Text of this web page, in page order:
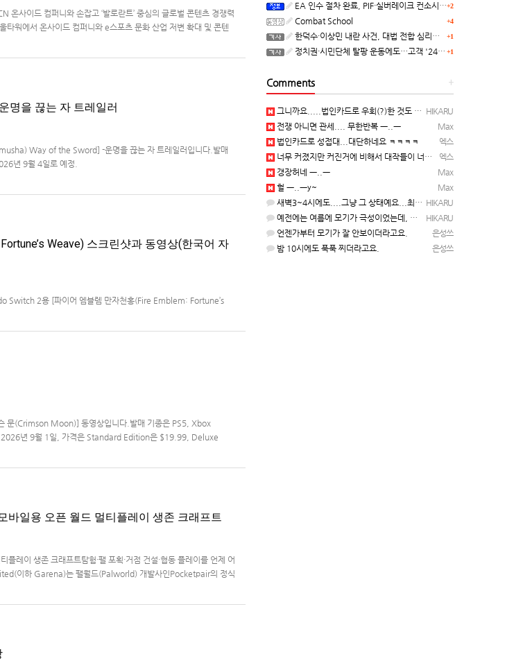
온사이드 컴퍼니와 손잡고 ‘발로란트’ 중심의 글로벌 콘텐츠 경쟁력
워에서 온사이드 컴퍼니와 e스포츠 문화 산업 저변 확대 및 콘텐
명을 끊는 자 트레일러
Way of the Sword] -운명을 끊는 자 트레일러입니다.발매
년 9월 4일로 예정.
Weave) 스크린샷과 동영상(한국어 자
2용 [파이어 엠블렘 만자천홍(Fire Emblem: Fortune’s
문(Crimson Moon)] 동영상입니다.발매 기종은 PS5, Xbox
년 9월 1일, 가격은 Standard Edition은 $19.99, Deluxe
바일용 오픈 월드 멀티플레이 생존 크래프트
레이 생존 크래프트탐험·팰 포획·거점 건설·협동 플레이를 언제 어
이하 Garena)는 팰월드(Palworld) 개발사인Pocketpair의 정식
+2
EA 인수 절차 완료, PIF·실버레이크 컨소시엄 산하 편입
+4
Combat School
+1
한덕수·이상민 내란 사건, 대법 전합 심리…"역사적 사법평가"(종합)
+1
정치권·시민단체 탈팡 운동에도…고객 '2470만명' 원상 회복, "고물가에 돌팡"
+
Comments
HIKARU
그니까요.....법인카드로 우회(?)한 것도 아니고, 대놓고...ㅋ ㅋ)
Max
전쟁 아니면 관세.... 무한반복 ㅡ..ㅡ
엑스
법인카드로 성접대...대단하네요 ㅋㅋㅋㅋ
엑스
너무 커졌지만 커진거에 비해서 대작들이 너무 줄었죠.........
Max
갱장허네 ㅡ..ㅡ
Max
헐 ㅡ..ㅡy~
HIKARU
새벽3~4시에도....그냥 그 상태예요...최근 1주일은....
HIKARU
예전에는 여름에 모기가 극성이었는데, 여름에는 안나오는 것 같은.....ㅎ ㅎ)
은성쓰
언젠가부터 모기가 잘 안보이더라고요.
은성쓰
밤 10시에도 푹푹 찌더라고요.